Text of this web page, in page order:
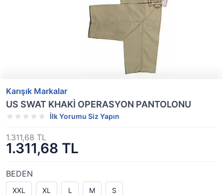
Karışık Markalar
US SWAT KHAKİ OPERASYON PANTOLONU
İlk Yorumu Siz Yapın
1.311,68 TL
1.311,68 TL
BEDEN
XXL XL L M S